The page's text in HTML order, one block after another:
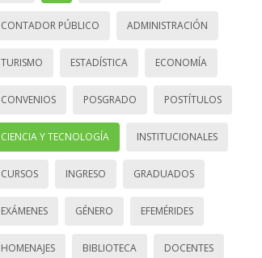
CONTADOR PÚBLICO ADMINISTRACIÓN
TURISMO ESTADÍSTICA ECONOMÍA
CONVENIOS POSGRADO POSTÍTULOS
CIENCIA Y TECNOLOGÍA INSTITUCIONALES
CURSOS INGRESO GRADUADOS
EXÁMENES GÉNERO EFEMÉRIDES
HOMENAJES BIBLIOTECA DOCENTES